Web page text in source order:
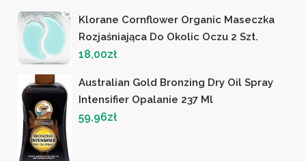
Klorane Cornflower Organic Maseczka
Rozjaśniająca Do Okolic Oczu 2 Szt.
18,00zł
Australian Gold Bronzing Dry Oil Spray
Intensifier Opalanie 237 Ml
59,96zł